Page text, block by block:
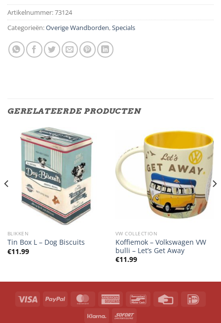
Artikelnummer:73124
Categorieën:Overige Wandborden,Specials
GERELATEERDE PRODUCTEN
BLIKKEN
Tin Box L – Dog Biscuits
€11.99
VW COLLECTION
Koffiemok – Volkswagen VW
bulli – Let’s Get Away
€11.99